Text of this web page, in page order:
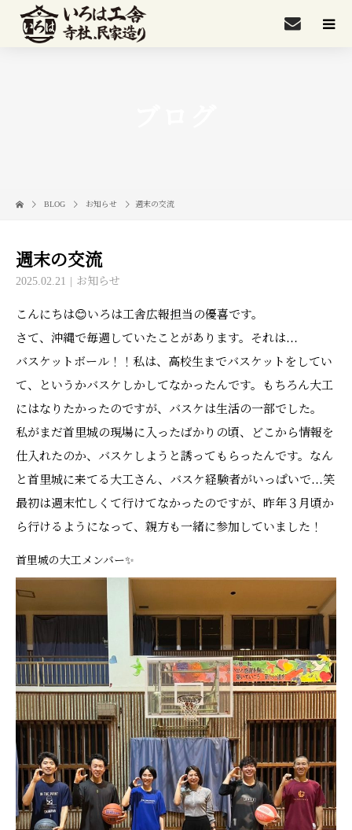
BLOG お知らせ 週末の交流
週末の交流
2025.02.21 お知らせ
こんにちは😊いろは工舎広報担当の優喜です。
さて、沖縄で毎週していたことがあります。それは…
バスケットボール！！私は、高校生までバスケットをしてい
て、というかバスケしかしてなかったんです。もちろん大工
にはなりたかったのですが、バスケは生活の一部でした。
私がまだ首里城の現場に入ったばかりの頃、どこから情報を
仕入れたのか、バスケしようと誘ってもらったんです。なん
と首里城に来てる大工さん、バスケ経験者がいっぱいで…笑
最初は週末忙しくて行けてなかったのですが、昨年３月頃か
ら行けるようになって、親方も一緒に参加していました！
首里城の大工メンバー✨